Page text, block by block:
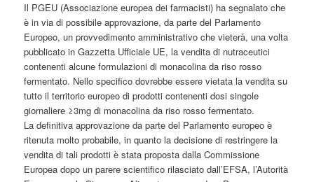
Il PGEU (Associazione europea dei farmacisti) ha segnalato che
è in via di possibile approvazione, da parte del Parlamento
Europeo, un provvedimento amministrativo che vieterà, una volta
pubblicato in Gazzetta Ufficiale UE, la vendita di nutraceutici
contenenti alcune formulazioni di monacolina da riso rosso
fermentato. Nello specifico dovrebbe essere vietata la vendita su
tutto il territorio europeo di prodotti contenenti dosi singole
giornaliere ≥3mg di monacolina da riso rosso fermentato.
La definitiva approvazione da parte del Parlamento europeo è
ritenuta molto probabile, in quanto la decisione di restringere la
vendita di tali prodotti è stata proposta dalla Commissione
Europea dopo un parere scientifico rilasciato dall’EFSA, l’Autorità